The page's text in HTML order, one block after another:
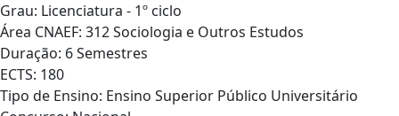
Grau: Licenciatura - 1º ciclo
Área CNAEF: 312 Sociologia e Outros Estudos
Duração: 6 Semestres
ECTS: 180
Tipo de Ensino: Ensino Superior Público Universitário